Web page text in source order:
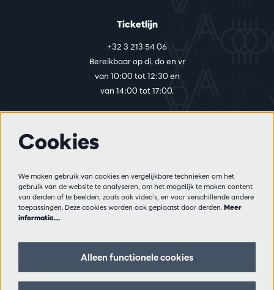
Ticketlijn
+32 3 213 54 06
Bereikbaar op di, do en vr
van 10:00 tot 12:30 en
van 14:00 tot 17:00.
Privacy
Verkoopsvoorwaarden
Pers
Volg ons
Cookies
We maken gebruik van cookies en vergelijkbare technieken om het
gebruik van de website te analyseren, om het mogelijk te maken content
van derden af te beelden, zoals ook video’s, en voor verschillende andere
toepassingen. Deze cookies worden ook geplaatst door derden. Meer
informatie…
Alleen functionele cookies